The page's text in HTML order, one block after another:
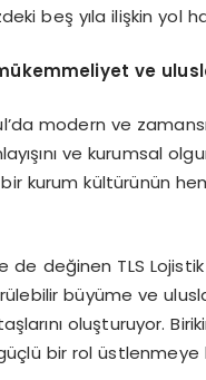
beş yıla ilişkin yol
ve
modern ve
ve kurumsal
kurum kültürünün
de değinen TLS
büyüme ve
oluşturuyor.
bir rol üstlenmeye